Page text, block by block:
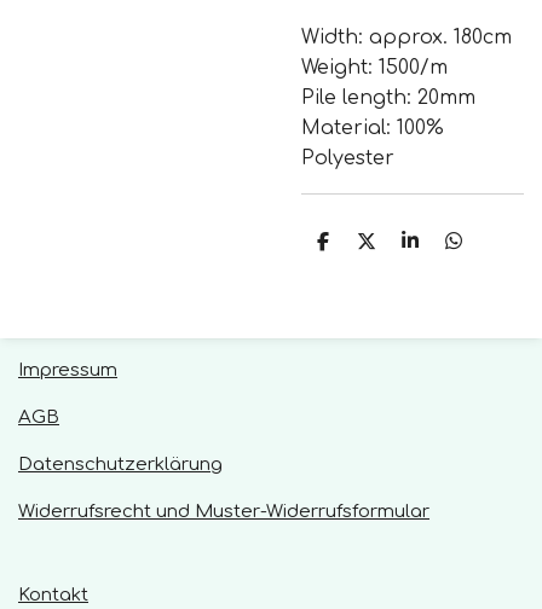
Width: approx. 180cm
Weight: 1500/m
Pile length: 20mm
Material: 100%
Polyester
T
n
T
n
T
n
T
n
Impressum
AGB
Datenschutzerklärung
Widerrufsrecht und Muster-Widerrufsformular
Kontakt